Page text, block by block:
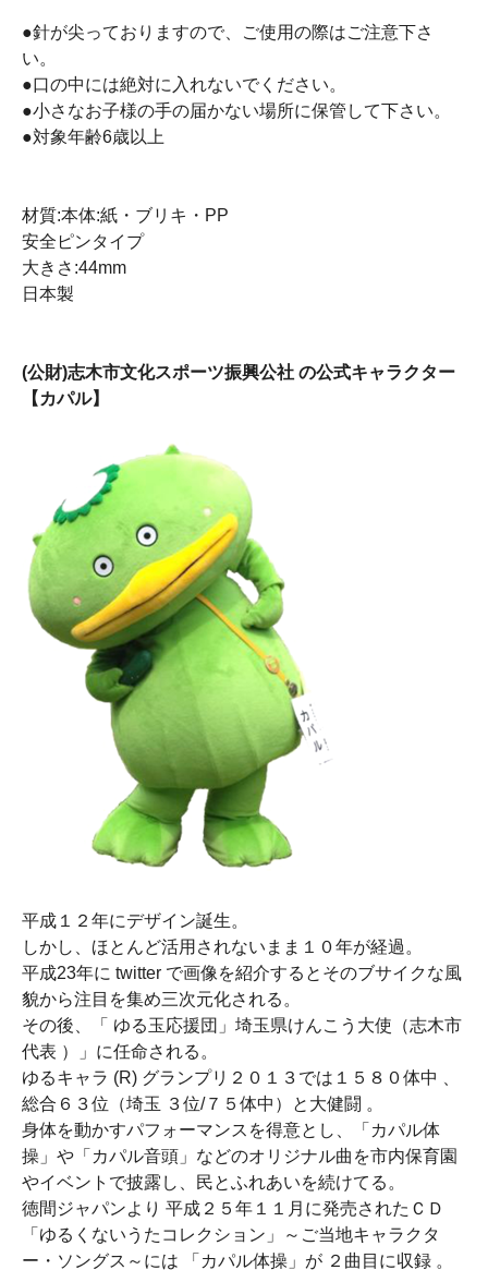
●針が尖っておりますので、ご使用の際はご注意下さ
い。
●口の中には絶対に入れないでください。
●小さなお子様の手の届かない場所に保管して下さい。
●対象年齢6歳以上
材質:本体:紙・ブリキ・PP
安全ピンタイプ
大きさ:44mm
日本製
(公財)志木市文化スポーツ振興公社 の公式キャラクター
【カパル】
平成１２年にデザイン誕生。
しかし、ほとんど活用されないまま１０年が経過。
平成23年に twitter で画像を紹介するとそのブサイクな風
貌から注目を集め三次元化される。
その後、「 ゆる玉応援団」埼玉県けんこう大使（志木市
代表 ）」に任命される。
ゆるキャラ (R) グランプリ２０１３では１５８０体中 、
総合６３位（埼玉 ３位/７５体中）と大健闘 。
身体を動かすパフォーマンスを得意とし、「カパル体
操」や「カパル音頭」などのオリジナル曲を市内保育園
やイベントで披露し、民とふれあいを続けてる。
徳間ジャパンより 平成２５年１１月に発売されたＣＤ
「ゆるくないうたコレクション」～ご当地キャラクタ
ー・ソングス～には 「カパル体操」が ２曲目に収録 。